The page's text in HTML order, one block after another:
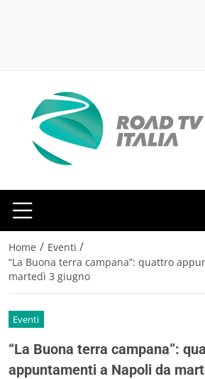
Home / Eventi /
“La Buona terra campana”: quattro
martedì 3 giugno
Eventi
“La Buona terra campana”:
appuntamenti a Napoli da